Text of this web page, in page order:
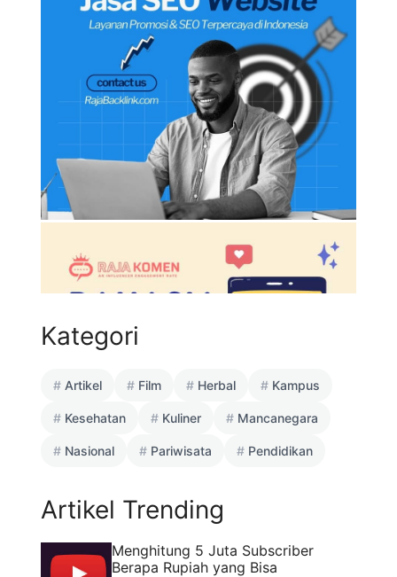
Kategori
Artikel Film Herbal Kampus
Kesehatan Kuliner Mancanegara
Nasional Pariwisata Pendidikan
Artikel Trending
Menghitung 5 Juta Subscriber
Berapa Rupiah yang Bisa